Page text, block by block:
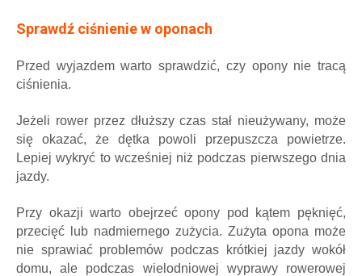
Sprawdź ciśnienie w oponach
Przed wyjazdem warto sprawdzić, czy opony nie tracą
ciśnienia.
Jeżeli rower przez dłuższy czas stał nieużywany, może
się okazać, że dętka powoli przepuszcza powietrze.
Lepiej wykryć to wcześniej niż podczas pierwszego dnia
jazdy.
Przy okazji warto obejrzeć opony pod kątem pęknięć,
przecięć lub nadmiernego zużycia. Zużyta opona może
nie sprawiać problemów podczas krótkiej jazdy wokół
domu, ale podczas wielodniowej wyprawy rowerowej